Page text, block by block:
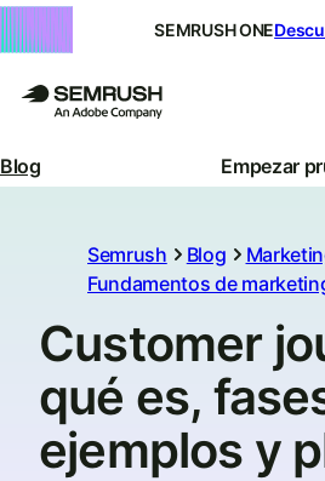
SEMRUSH ONE
Blog Empezar
Semrush Blog
Fundamentos de
Customer
qué es,
ejemplos y